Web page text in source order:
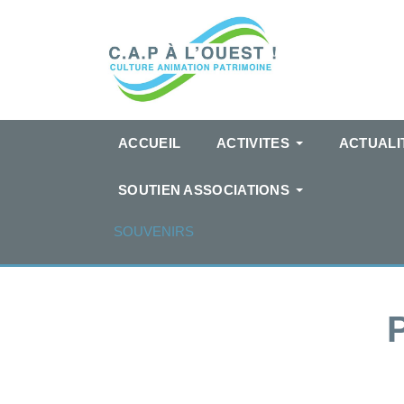
ACCUEIL ACTIVITES
SOUTIEN ASSOCIATIONS
SOUVENIRS